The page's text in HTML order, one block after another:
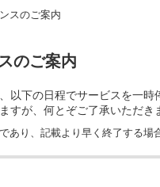
スのご案内
のご案内
以下の日程でサービスを一時
すが、何とぞご了承いただき
あり、記載より早く終了する場